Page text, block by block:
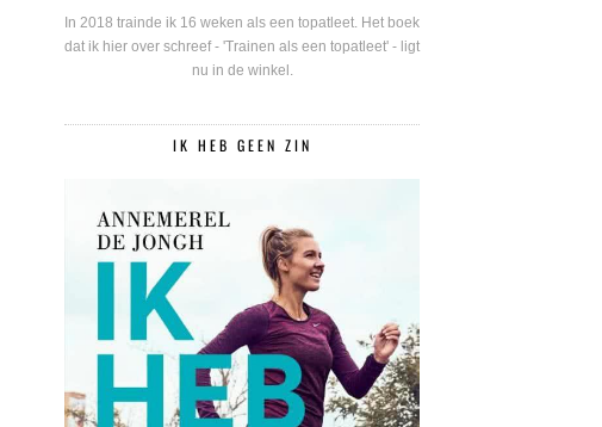
In 2018 trainde ik 16 weken als een topatleet. Het boek
dat ik hier over schreef - 'Trainen als een topatleet' - ligt
nu in de winkel.
IK HEB GEEN ZIN